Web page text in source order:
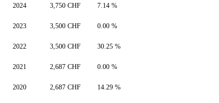
2024 3,750 CHF 7.14 %
2023 3,500 CHF 0.00 %
2022 3,500 CHF 30.25 %
2021 2,687 CHF 0.00 %
2020 2,687 CHF 14.29 %